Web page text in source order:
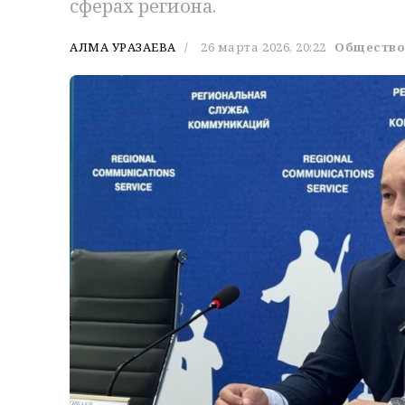
сферах региона.
АЛМА УРАЗАЕВА 26 марта 2026, 20:22 Общество